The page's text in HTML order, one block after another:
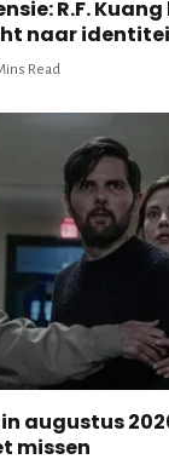
R.F.
naar
Read
augustus
missen